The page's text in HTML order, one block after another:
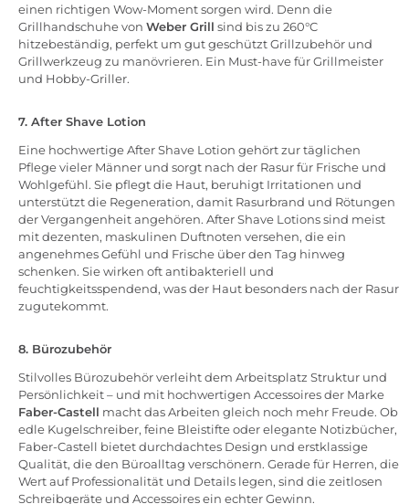
einen richtigen Wow-Moment sorgen wird. Denn die
Grillhandschuhe von Weber Grill sind bis zu 260°C
hitzebeständig, perfekt um gut geschützt Grillzubehör und
Grillwerkzeug zu manövrieren. Ein Must-have für Grillmeister
und Hobby-Griller.
7. After Shave Lotion
Eine hochwertige After Shave Lotion gehört zur täglichen
Pflege vieler Männer und sorgt nach der Rasur für Frische und
Wohlgefühl. Sie pflegt die Haut, beruhigt Irritationen und
unterstützt die Regeneration, damit Rasurbrand und Rötungen
der Vergangenheit angehören. After Shave Lotions sind meist
mit dezenten, maskulinen Duftnoten versehen, die ein
angenehmes Gefühl und Frische über den Tag hinweg
schenken. Sie wirken oft antibakteriell und
feuchtigkeitsspendend, was der Haut besonders nach der Rasur
zugutekommt.
8. Bürozubehör
Stilvolles Bürozubehör verleiht dem Arbeitsplatz Struktur und
Persönlichkeit – und mit hochwertigen Accessoires der Marke
Faber-Castell macht das Arbeiten gleich noch mehr Freude. Ob
edle Kugelschreiber, feine Bleistifte oder elegante Notizbücher,
Faber-Castell bietet durchdachtes Design und erstklassige
Qualität, die den Büroalltag verschönern. Gerade für Herren, die
Wert auf Professionalität und Details legen, sind die zeitlosen
Schreibgeräte und Accessoires ein echter Gewinn.